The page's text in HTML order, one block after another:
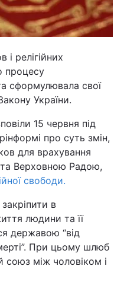
і релігійних
процесу
сформулювала свої
України.
15 червня під
про суть змін,
для врахування
та Верховною Радою,
свободи.
закріпити в
людини та її
державою “від
При цьому шлюб
союз між чоловіком і